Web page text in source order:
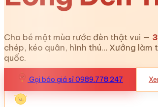
Cho bé một mùa rước đèn thật vui —
chép, kéo quân, hình thú… Xưởng
quốc.
Gọi báo giá sỉ 0989.778.247